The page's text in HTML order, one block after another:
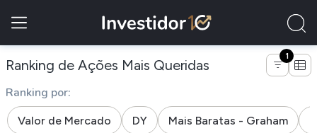
Ranking de Ações Mais Queridas de empresas
1
Ranking por:
Valor de Mercado DY Mais Baratas - Graham